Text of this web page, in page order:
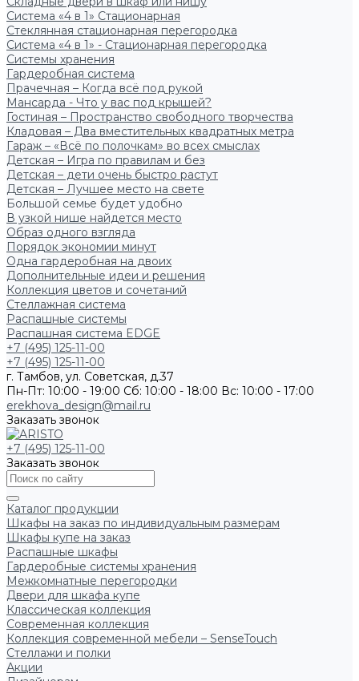
Система «4 в 1» Стационарная
Стеклянная стационарная перегородка
Система «4 в 1» - Стационарная перегородка
Системы хранения
Гардеробная система
Прачечная – Когда всё под рукой
Мансарда - Что у вас под крышей?
Гостиная – Пространство свободного творчества
Кладовая – Два вместительных квадратных метра
Гараж – «Всё по полочкам» во всех смыслах
Детская – Игра по правилам и без
Детская – дети очень быстро растут
Детская – Лучшее место на свете
Большой семье будет удобно
В узкой нише найдется место
Образ одного взгляда
Порядок экономии минут
Одна гардеробная на двоих
Дополнительные идеи и решения
Коллекция цветов и сочетаний
Стеллажная система
Распашные системы
Распашная система EDGE
+7 (495) 125-11-00
+7 (495) 125-11-00
г. Тамбов, ул. Советская, д.37
Пн-Пт: 10:00 - 19:00 Сб: 10:00 - 18:00 Вс: 10:00 - 17:00
erekhova_design@mail.ru
Заказать звонок
+7 (495) 125-11-00
Заказать звонок
Каталог продукции
Шкафы на заказ по индивидуальным размерам
Шкафы купе на заказ
Распашные шкафы
Гардеробные системы хранения
Межкомнатные перегородки
Двери для шкафа купе
Классическая коллекция
Современная коллекция
Коллекция современной мебели – SenseTouch
Стеллажи и полки
Акции